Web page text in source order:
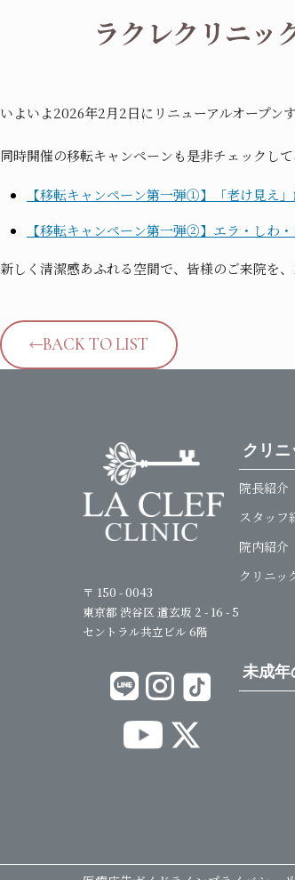
ラクレクリニッ
いよいよ2026年2月2日にリニューアルオープン
同時開催の移転キャンペーンも是非チェックして
【移転キャンペーン第一弾①】「老け見え
【移転キャンペーン第一弾②】エラ・しわ
新しく清潔感あふれる空間で、皆様のご来院を
BACK TO LIST
〒 150 - 0043
東京都 渋谷区 道玄坂 2 - 16 - 5
セントラル共立ビル 6階
クリ
院長紹介
スタッフ
院内紹介
クリニッ
未成年